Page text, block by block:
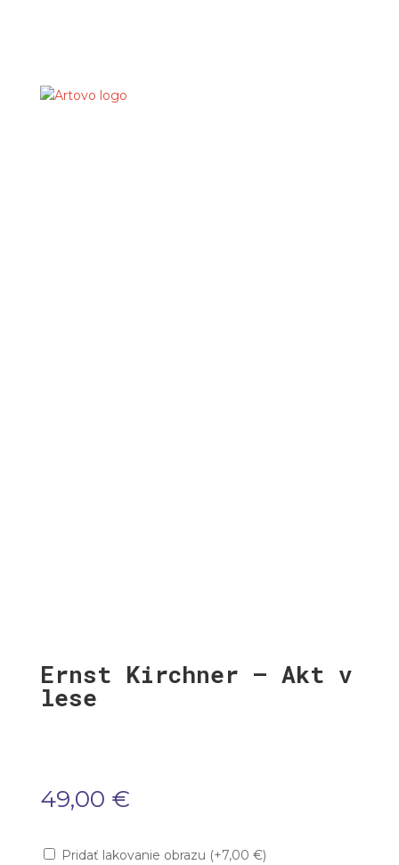
Ernst Kirchner – Akt v
lese
49,00 €
Pridať lakovanie obrazu (+7,00 €)